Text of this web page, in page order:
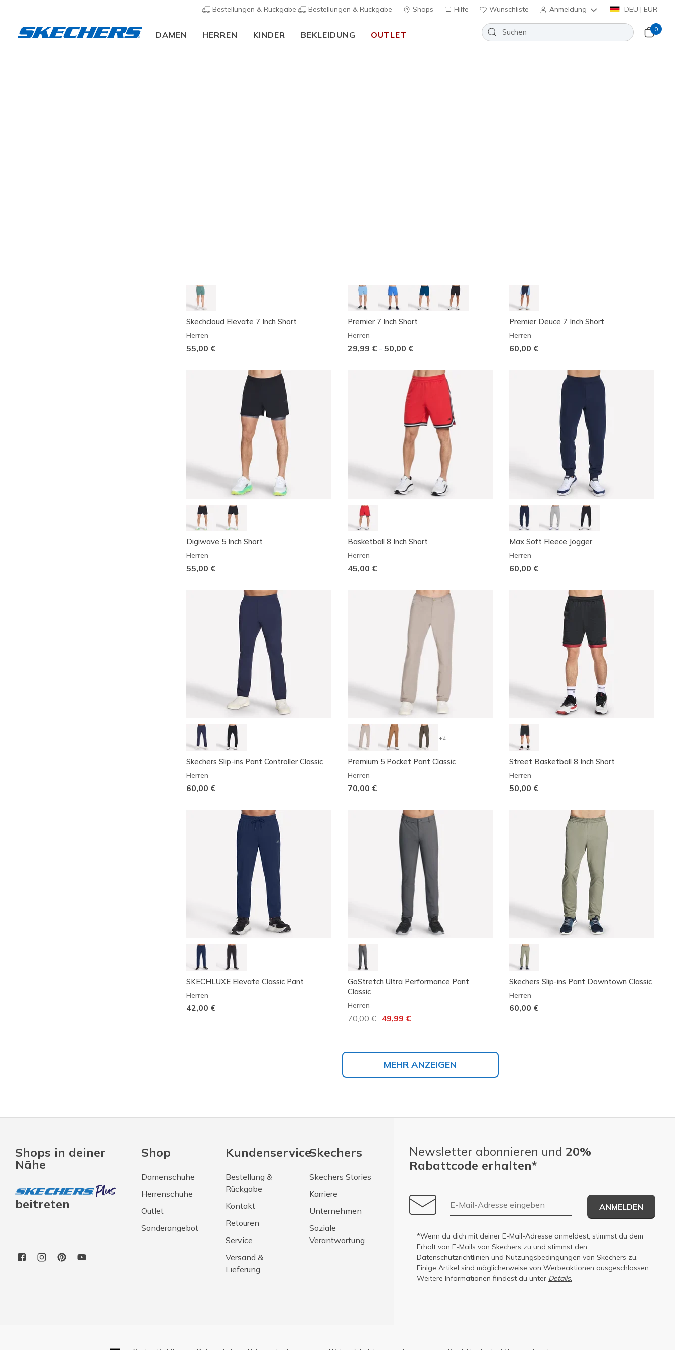
Bestellungen & Rückgabe Bestellungen & Rückgabe Shops Hilfe Wunschliste Anmeldung DEU | EUR
DAMEN HERREN KINDER BEKLEIDUNG OUTLET
0
Skechcloud Elevate 7 Inch Short
Herren
55,00 €
Premier 7 Inch Short
Herren
29,99 € -50,00 €
Premier Deuce 7 Inch Short
Herren
60,00 €
Digiwave 5 Inch Short
Herren
55,00 €
Basketball 8 Inch Short
Herren
45,00 €
Max Soft Fleece Jogger
Herren
60,00 €
Skechers Slip-ins Pant Controller Classic
Herren
60,00 €
+2
Premium 5 Pocket Pant Classic
Herren
70,00 €
Street Basketball 8 Inch Short
Herren
50,00 €
SKECHLUXE Elevate Classic Pant
Herren
42,00 €
GoStretch Ultra Performance Pant
Classic
Herren
Reduziert von
70,00 €auf49,99 €
Skechers Slip-ins Pant Downtown Classic
Herren
60,00 €
MEHR ANZEIGEN
Shops in deiner
Nähe
beitreten
Shop
Damenschuhe
Herrenschuhe
Outlet
Sonderangebot
Kundenservice
Bestellung &
Rückgabe
Kontakt
Retouren
Service
Versand &
Lieferung
Skechers
Skechers Stories
Karriere
Unternehmen
Soziale
Verantwortung
Newsletter abonnieren und 20%
Rabattcode erhalten*
E-Mail-Adresse
ANMELDEN
*Wenn du dich mit deiner E-Mail-Adresse anmeldest, stimmst du dem
Erhalt von E-Mails von Skechers zu und stimmst den
Datenschutzrichtlinien und Nutzungsbedingungen von Skechers zu.
Einige Artikel sind möglicherweise von Werbeaktionen ausgeschlossen.
Weitere Informationen fiindest du unter Details.